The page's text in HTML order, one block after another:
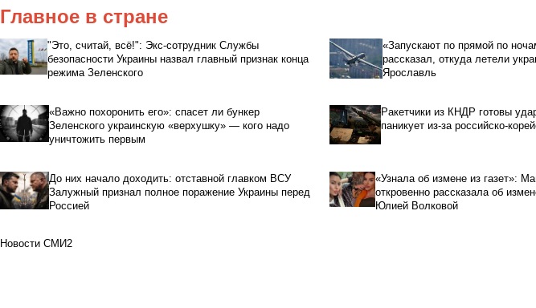
Главное в стране
"Это, считай, всё!": Экс-сотрудник Службы
безопасности Украины назвал главный признак конца
режима Зеленского
«Запускают по прямой по
рассказал, откуда летели
Ярославль
«Важно похоронить его»: спасет ли бункер
Зеленского украинскую «верхушку» — кого надо
уничтожить первым
Ракетчики из КНДР готовы
паникует из-за российско-
До них начало доходить: отставной главком ВСУ
Залужный признал полное поражение Украины перед
Россией
«Узнала об измене из газет»:
откровенно рассказала об
Юлией Волковой
Новости СМИ2